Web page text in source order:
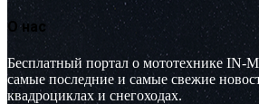
О нас
Бесплатный портал о мототехнике
самые последние и самые свежие
квадроциклах и снегоходах.